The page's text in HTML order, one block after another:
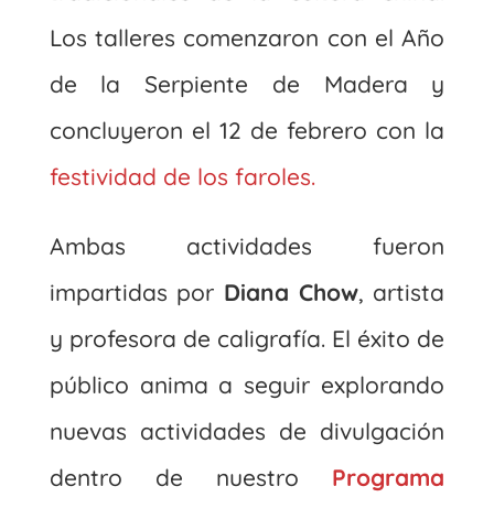
Los talleres comenzaron con el Año
de la Serpiente de Madera y
concluyeron el 12 de febrero con la
festividad de los faroles.
Ambas actividades fueron
impartidas por Diana Chow, artista
y profesora de caligrafía. El éxito de
público anima a seguir explorando
nuevas actividades de divulgación
dentro de nuestro Programa